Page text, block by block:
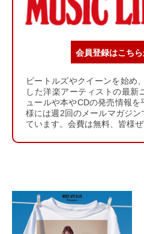
会員登録はこちら
ビートルズやクイーンを始め
した洋楽アーティストの最新
ュールや本やCDの発売情報
様には週2回のメールマガジ
ています。会費は無料、皆様ぜ